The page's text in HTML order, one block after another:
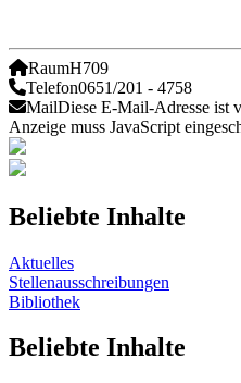
RaumH709
Telefon0651/201 - 4758
MailDiese E-Mail-Adresse ist
Anzeige muss JavaScript
Beliebte Inhalte
Aktuelles
Stellenausschreibungen
Bibliothek
Beliebte Inhalte